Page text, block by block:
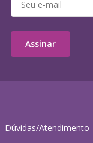
Dúvidas/Atendimento
Assinar